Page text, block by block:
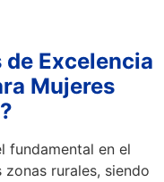
de Excelencia
Mujeres
fundamental en el
rurales, siendo